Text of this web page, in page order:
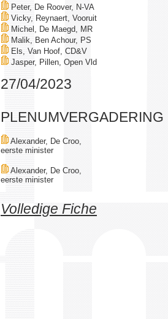
Peter, De Roover, N-VA
Vicky, Reynaert, Vooruit
Michel, De Maegd, MR
Malik, Ben Achour, PS
Els, Van Hoof, CD&V
Jasper, Pillen, Open Vld
27/04/2023
PLENUMVERGADERING
Alexander, De Croo,
eerste minister
Alexander, De Croo,
eerste minister
Volledige Fiche